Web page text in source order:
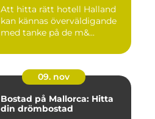
Att hitta rätt hotell Halland
kan kännas överväldigande
med tanke på de m&...
09. nov
Bostad på Mallorca: Hitta
din drömbostad